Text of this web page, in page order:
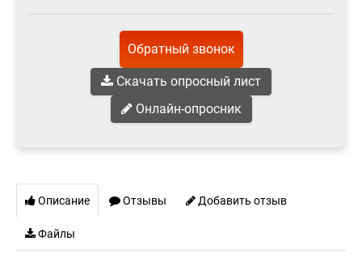
Обратный звонок
Скачать опросный лист
Онлайн-опросник
Описание Отзывы Добавить отзыв
Файлы